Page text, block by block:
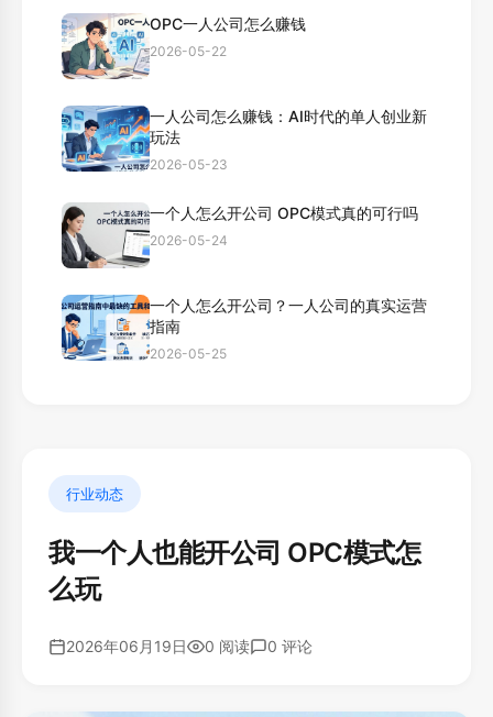
行业动态
我一个人也能开公司 OPC模式怎
么玩
2026年06月19日 0 阅读 0 评论
OPC一人公司怎么赚钱
2026-05-22
一人公司怎么赚钱：AI时代的单人创业新
玩法
2026-05-23
一个人怎么开公司 OPC模式真的可行吗
2026-05-24
一个人怎么开公司？一人公司的真实运营
指南
2026-05-25